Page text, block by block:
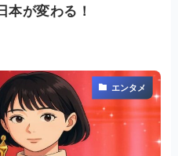
本が変わる！
エンタメ